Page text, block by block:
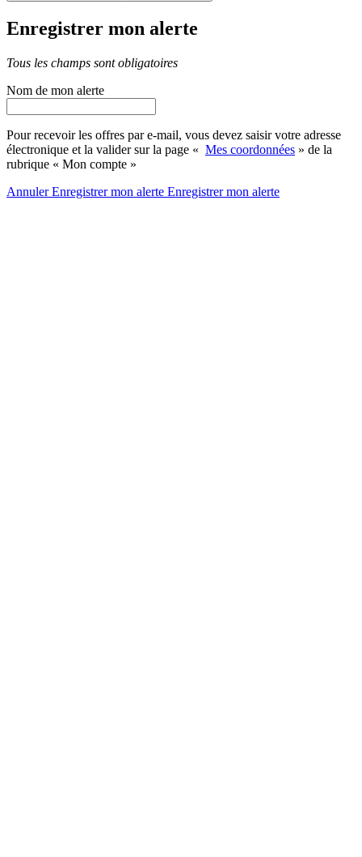
Enregistrer mon alerte
Tous les champs sont obligatoires
Nom de mon alerte
Pour recevoir les offres par e-mail, vous devez saisir votre adresse
électronique et la valider sur la page « Mes coordonnées » de la
rubrique « Mon compte »
AnnulerEnregistrer mon alerte Enregistrermon alerte